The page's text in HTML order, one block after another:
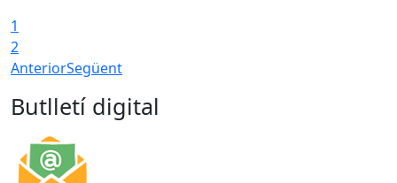
1
2
AnteriorSegüent
Butlletí digital